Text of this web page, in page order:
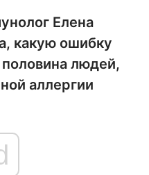
Елена
какую ошибку
людей,
аллергии